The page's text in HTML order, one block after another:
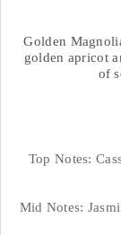
Golden
golden apricot
of
Top Notes:
Mid Notes: